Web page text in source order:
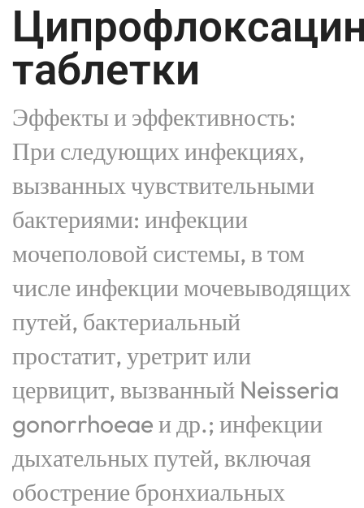
таблетки
Эффекты и эффективность:
При следующих инфекциях,
вызванных чувствительными
бактериями: инфекции
мочеполовой системы, в том
числе инфекции мочевыводящих
путей, бактериальный
простатит, уретрит или
цервицит, вызванный Neisseria
gonorrhoeae и др.; инфекции
дыхательных путей, включая
обострение бронхиальных